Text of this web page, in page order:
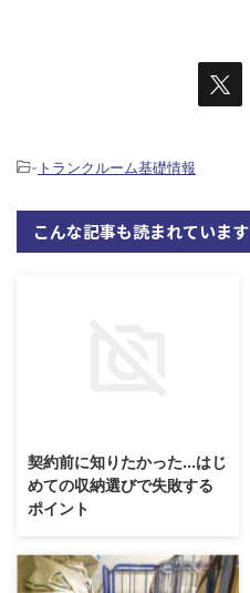
- トランクルーム基礎情報
こんな記事も読まれています
契約前に知りたかった...はじ
めての収納選びで失敗する
ポイント